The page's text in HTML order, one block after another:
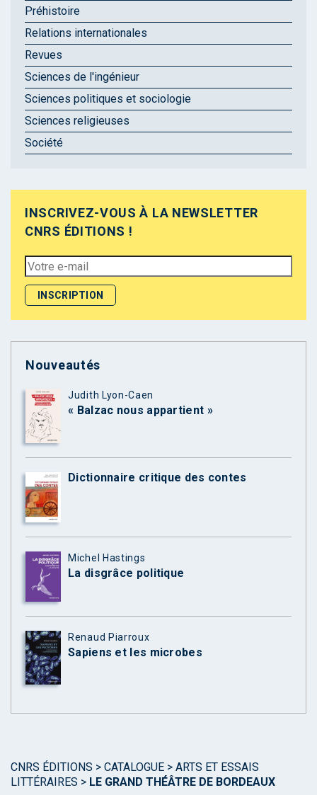
Préhistoire
Relations internationales
Revues
Sciences de l'ingénieur
Sciences politiques et sociologie
Sciences religieuses
Société
INSCRIVEZ-VOUS À LA NEWSLETTER
CNRS ÉDITIONS !
Nouveautés
Judith Lyon-Caen
« Balzac nous appartient »
Dictionnaire critique des contes
Michel Hastings
La disgrâce politique
Renaud Piarroux
Sapiens et les microbes
CNRS ÉDITIONS > CATALOGUE > ARTS ET ESSAIS
LITTÉRAIRES > LE GRAND THÉÂTRE DE BORDEAUX